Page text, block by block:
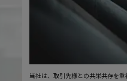
当社は、取引先様との共栄共存を